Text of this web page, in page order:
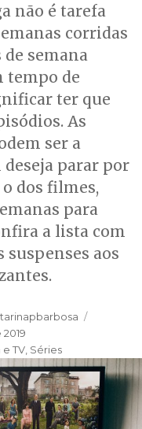
não é tarefa
corridas
de semana
tempo de
ter que
As
ser a
parar por
dos filmes,
para
a lista com
suspenses aos
TV Séries